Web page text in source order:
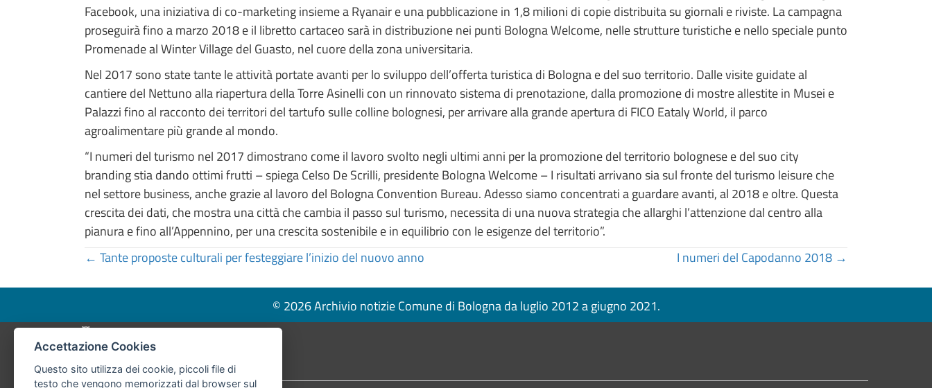
Facebook, una iniziativa di co-marketing insieme a Ryanair e una pubblicazione in 1,8 milioni di copie distribuita su giornali e riviste. La campagna
proseguirà fino a marzo 2018 e il libretto cartaceo sarà in distribuzione nei punti Bologna Welcome, nelle strutture turistiche e nello speciale punto
Promenade al Winter Village del Guasto, nel cuore della zona universitaria.
Nel 2017 sono state tante le attività portate avanti per lo sviluppo dell’offerta turistica di Bologna e del suo territorio. Dalle visite guidate al
cantiere del Nettuno alla riapertura della Torre Asinelli con un rinnovato sistema di prenotazione, dalla promozione di mostre allestite in Musei e
Palazzi fino al racconto dei territori del tartufo sulle colline bolognesi, per arrivare alla grande apertura di FICO Eataly World, il parco
agroalimentare più grande al mondo.
“I numeri del turismo nel 2017 dimostrano come il lavoro svolto negli ultimi anni per la promozione del territorio bolognese e del suo city
branding stia dando ottimi frutti – spiega Celso De Scrilli, presidente Bologna Welcome – I risultati arrivano sia sul fronte del turismo leisure che
nel settore business, anche grazie al lavoro del Bologna Convention Bureau. Adesso siamo concentrati a guardare avanti, al 2018 e oltre. Questa
crescita dei dati, che mostra una città che cambia il passo sul turismo, necessita di una nuova strategia che allarghi l’attenzione dal centro alla
pianura e fino all’Appennino, per una crescita sostenibile e in equilibrio con le esigenze del territorio”.
Posts
navigation
← Tante proposte culturali per festeggiare l’inizio del nuovo anno I numeri del Capodanno 2018 →
© 2026 Archivio notizie Comune di Bologna da luglio 2012 a giugno 2021.
Pié di pagina di Comune di Bologna
Accettazione Cookies
Questo sito utilizza dei cookie, piccoli file di
testo che vengono memorizzati dal browser sul